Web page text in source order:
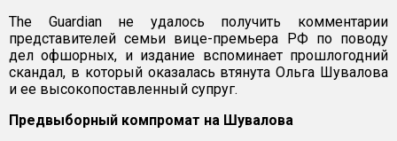
The Guardian не удалось получить комментарии
представителей семьи вице-премьера РФ по поводу
дел офшорных, и издание вспоминает прошлогодний
скандал, в который оказалась втянута Ольга Шувалова
и ее высокопоставленный супруг.
Предвыборный компромат на Шувалова